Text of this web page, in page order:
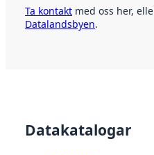
Ta kontakt med oss her,
Datalandsbyen.
Datakatalogar